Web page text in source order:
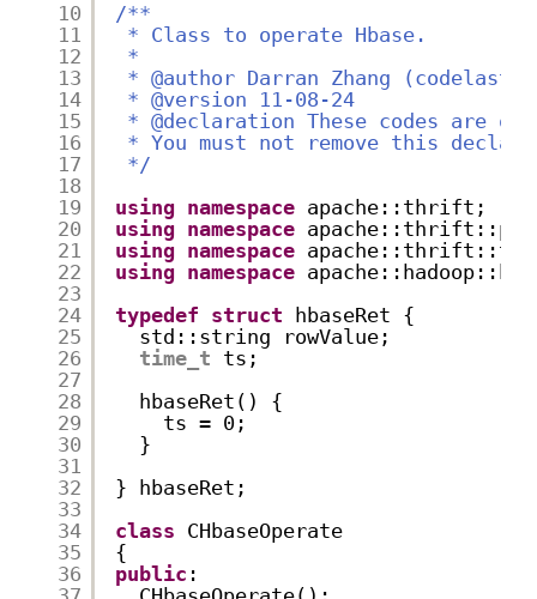
10
11
12
13
14
15
16
17
18
19
20
21
22
23
24
25
26
27
28
29
30
31
32
33
34
35
36
/**
* Class to operate Hbase.
*
* @author Darran Zhang
* @version 11-08-24
* @declaration These codes are
* You must not remove this
*/
using namespace apache::thrift;
using namespace
using namespace
using namespace
typedef struct
hbaseRet {
std::string rowValue;
time_t ts;
hbaseRet() {
ts = 0;
}
} hbaseRet;
class CHbaseOperate
{
public :